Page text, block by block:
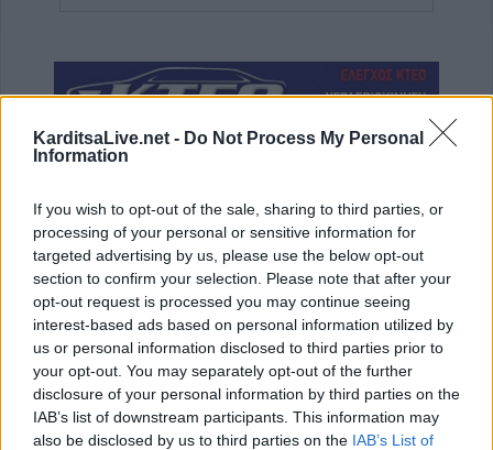
KarditsaLive.net - Do Not Process My Personal
Information
If you wish to opt-out of the sale, sharing to third parties, or
processing of your personal or sensitive information for
targeted advertising by us, please use the below opt-out
section to confirm your selection. Please note that after your
opt-out request is processed you may continue seeing
interest-based ads based on personal information utilized by
us or personal information disclosed to third parties prior to
your opt-out. You may separately opt-out of the further
disclosure of your personal information by third parties on the
IAB’s list of downstream participants. This information may
also be disclosed by us to third parties on the IAB’s List of
ΤΕΛΕΥΤΑΙΑ ΝΕΑ
“Calimera” με “spitiko” και συνταγές όπως
παλιά…
5 Αυγούστου 2026, 23:58
Στη Σόφια θα ψάξει την πρόκριση ο
Παναθηναϊκός